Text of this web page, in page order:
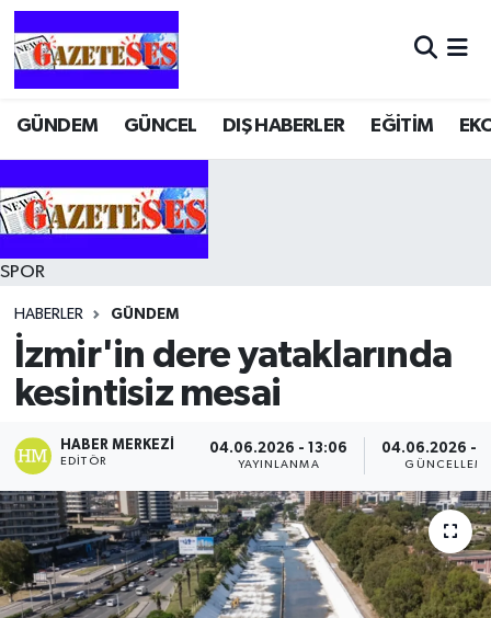
GÜNDEM GÜNCEL DIŞ HABERLER EĞİTİM
SPOR
HABERLER GÜNDEM
İzmir'in dere yataklarında
kesintisiz mesai
HABER MERKEZI
EDITÖR
04.06.2026 - 13:06
YAYINLANMA
04.06.2026 -